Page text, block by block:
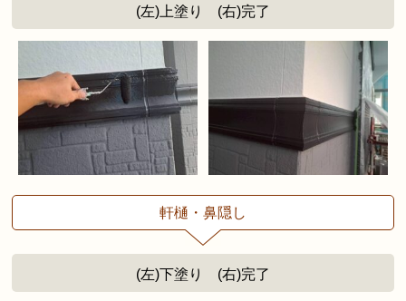
(左)上塗り (右)完了
軒樋・鼻隠し
(左)下塗り (右)完了